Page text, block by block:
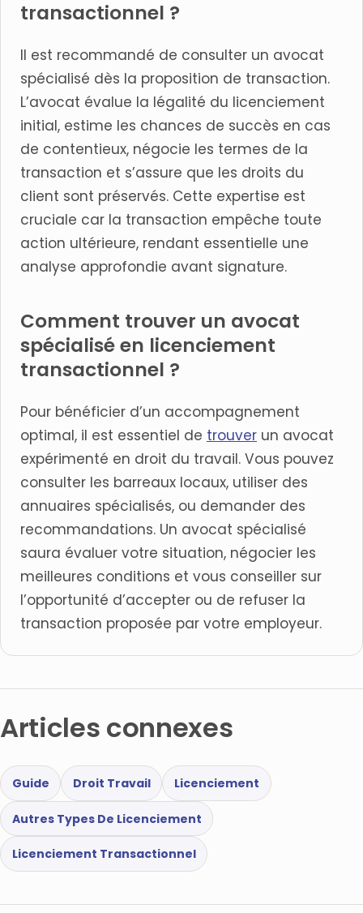
transactionnel ?
Il est recommandé de consulter un avocat
spécialisé dès la proposition de transaction.
L’avocat évalue la légalité du licenciement
initial, estime les chances de succès en cas
de contentieux, négocie les termes de la
transaction et s’assure que les droits du
client sont préservés. Cette expertise est
cruciale car la transaction empêche toute
action ultérieure, rendant essentielle une
analyse approfondie avant signature.
Comment trouver un avocat
spécialisé en licenciement
transactionnel ?
Pour bénéficier d’un accompagnement
optimal, il est essentiel de trouver un avocat
expérimenté en droit du travail. Vous pouvez
consulter les barreaux locaux, utiliser des
annuaires spécialisés, ou demander des
recommandations. Un avocat spécialisé
saura évaluer votre situation, négocier les
meilleures conditions et vous conseiller sur
l’opportunité d’accepter ou de refuser la
transaction proposée par votre employeur.
Articles connexes
Guide Droit Travail Licenciement
Autres Types De Licenciement
Licenciement Transactionnel